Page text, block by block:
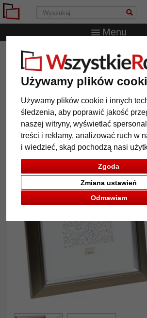
Używamy plików
Używamy plików cookie i innych
śledzenia, aby poprawić jakość
naszej witryny, wyświetlać
treści i reklamy, analizować ruch w
i wiedzieć, skąd pochodzą nasi
Zgoda
Odmawiam
Zmiana ustawień
Menu
WszystkieRamy.pl Wielkość ramy
Rama z tworzywa sztucznego do obrazu
Rama z tworzywa
do obrazu Olaf